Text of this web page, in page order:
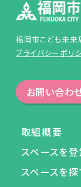
福岡市こども未来
プライバシーポリ
お問い合わ
取組概要
スペースを登
スペースを探